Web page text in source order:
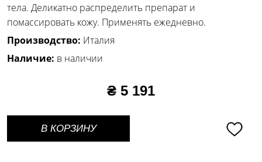
тела. Деликатно распределить препарат и
помассировать кожу. Применять ежедневно.
Производство: Италия
Наличие: в наличии
₴ 5 191
В КОРЗИНУ